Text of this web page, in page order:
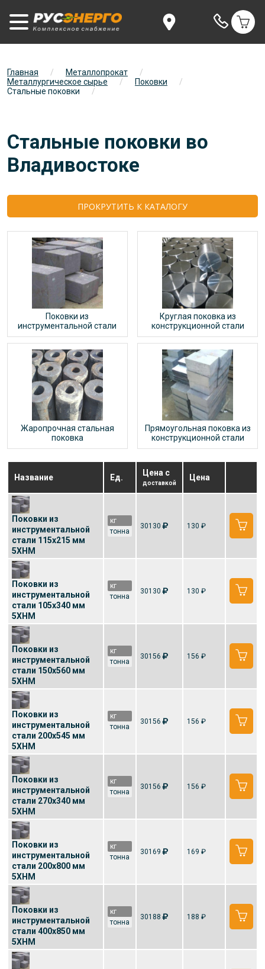
Главная / Металлопрокат
/
Металлургическое сырье
/ Поковки
/
Стальные поковки
/
Стальные поковки во
Владивостоке
ПРОКРУТИТЬ К КАТАЛОГУ
Поковки из
инструментальной стали
Круглая поковка из
конструкционной стали
Жаропрочная стальная
поковка
Прямоугольная поковка из
конструкционной стали
Название Ед. Цена с
доставкой
Цена
Поковки из
инструментальной
стали 115x215 мм
5ХНМ
кг
тонна
30130 130 ₽
Поковки из
инструментальной
стали 105x340 мм
5ХНМ
кг
тонна
30130 130 ₽
Поковки из
инструментальной
стали 150x560 мм
5ХНМ
кг
тонна
30156 156 ₽
Поковки из
инструментальной
стали 200x545 мм
5ХНМ
кг
тонна
30156 156 ₽
Поковки из
инструментальной
стали 270x340 мм
5ХНМ
кг
тонна
30156 156 ₽
Поковки из
инструментальной
стали 200x800 мм
5ХНМ
кг
тонна
30169 169 ₽
Поковки из
инструментальной
стали 400x850 мм
5ХНМ
кг
тонна
30188 188 ₽